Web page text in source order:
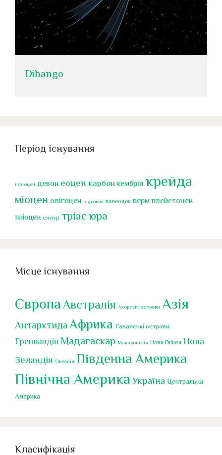
Dibango
Період існування
голоцен девон еоцен карбон кембрій крейда
міоцен олігоцен ордовик палеоцен перм плейстоцен
пліоцен силур тріасюра
Місце існування
Європа Австралія Азорські острови Азія
Антарктида Африка Гавайські острови
Гренландія Мадагаскар Макаронезія Нова Гвінея Нова
Зеландія Океанія Південна Америка
Північна Америка Україна Центральна
Америка
Класифікація